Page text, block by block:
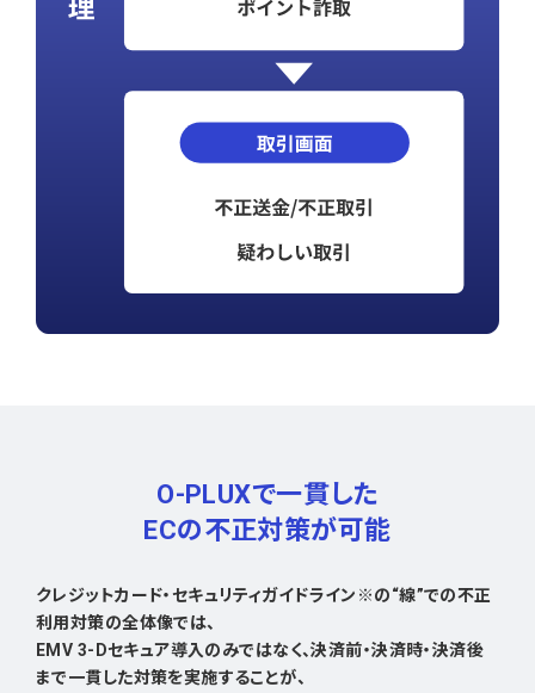
O-PLUXで一貫した
ECの不正対策が可能
クレジットカード・セキュリティガイドライン※の“線”での不正
利用対策の全体像では、
EMV 3-Dセキュア導入のみではなく、決済前・決済時・決済後
まで一貫した対策を実施することが、